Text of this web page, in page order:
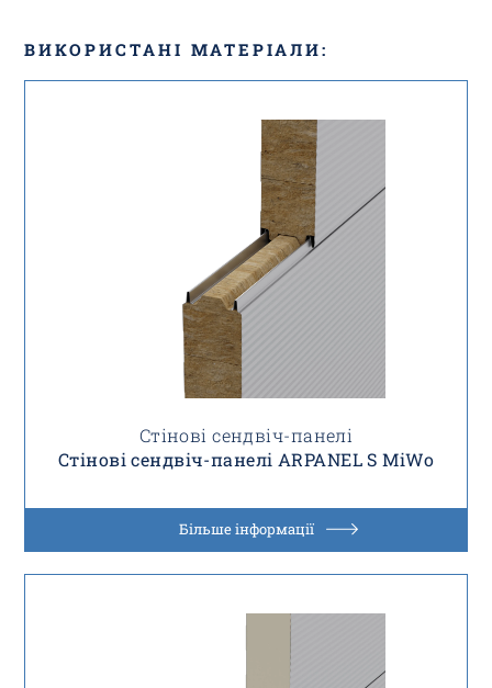
ВИКОРИСТАНІ МАТЕРІАЛИ:
Стінові сендвіч-панелі
Стінові сендвіч-панелі ARPANEL S MiWo
Більше інформації